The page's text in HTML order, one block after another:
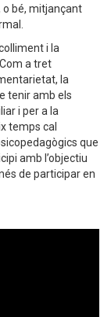
bé, mitjançant
i la
a tret
la
tenir amb els
i per a la
temps cal
que
amb l’objectiu
de participar en